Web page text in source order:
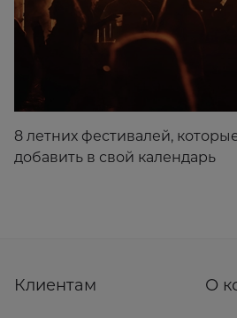
8 летних фестивалей,
добавить в свой календарь
Клиентам О